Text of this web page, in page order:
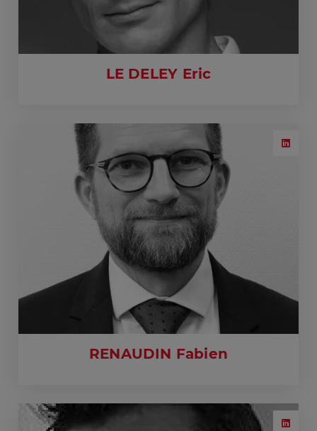
LE DELEY Eric
RENAUDIN Fabien